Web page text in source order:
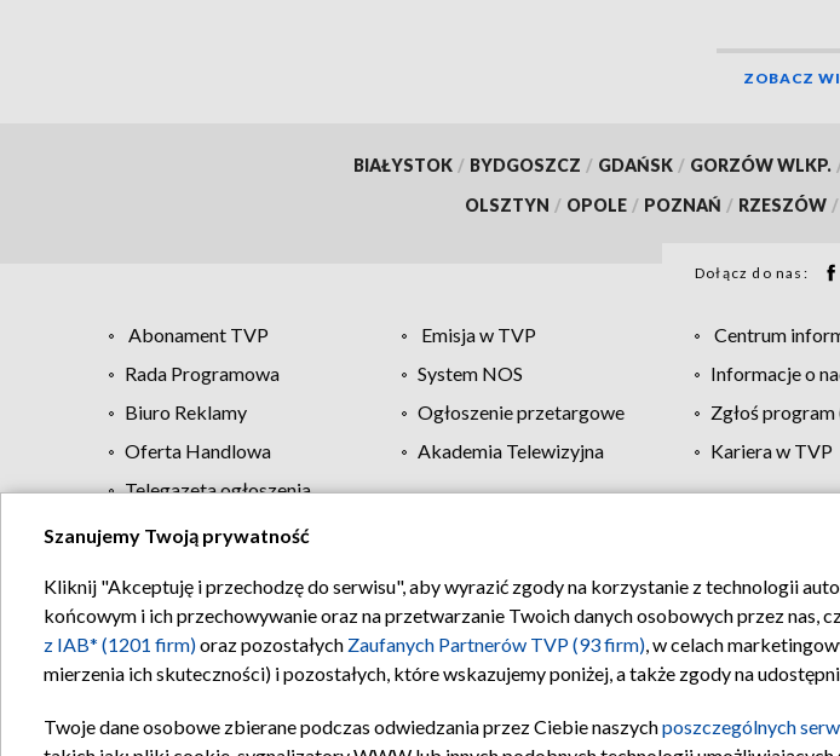
ZOBACZ
BIAŁYSTOK / BYDGOSZCZ / GDAŃSK / GORZÓW WLKP.
OLSZTYN / OPOLE / POZNAŃ / RZESZÓW /
Dołącz do nas:
Abonament TVP Emisja w TVP Centrum
Rada Programowa
System NOS Informacje o
Biuro Reklamy
Ogłoszenie przetargowe Zgłoś program
Oferta Handlowa
Akademia Telewizyjna Kariera w TVP
Telegazeta ogłoszenia
Regulamin TVP Polityka prywatności Moje
Szanujemy Twoją prywatność
Kliknij "Akceptuję i przechodzę do serwisu", aby wyrazić zgody na korzystanie z technologii
końcowym i ich przechowywanie oraz na przetwarzanie Twoich danych osobowych przez nas,
z IAB* (1201 firm)oraz pozostałych Zaufanych Partnerów TVP (93 firm), w celach
mierzenia ich skuteczności) i pozostałych, które wskazujemy poniżej, a także zgody na
Twoje dane osobowe zbierane podczas odwiedzania przez Ciebie naszychposzczególnych